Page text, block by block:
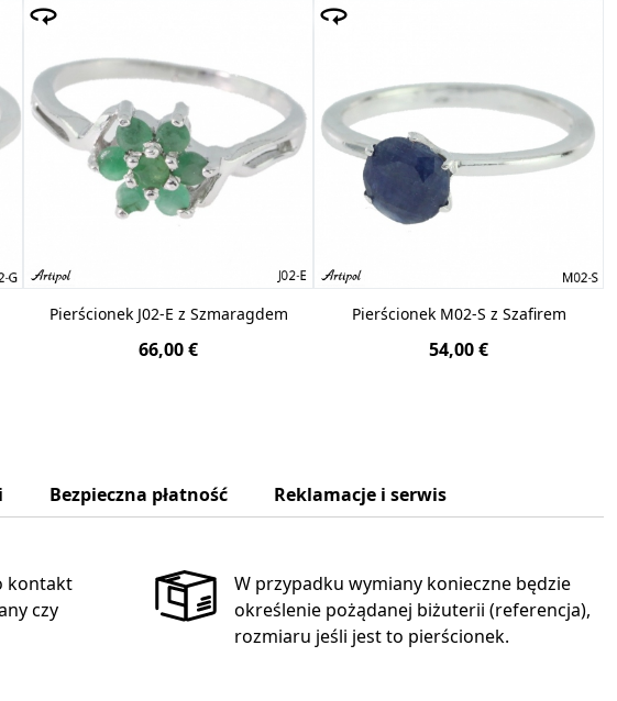
Pierścionek J02-E z Szmaragdem
66,00 €
Pierścionek M02-S z Szafirem
54,00 €
Bezpieczna płatność Reklamacje i serwis
kontakt
czy
W przypadku wymiany konieczne będzie
określenie pożądanej biżuterii (referencja),
rozmiaru jeśli jest to pierścionek.